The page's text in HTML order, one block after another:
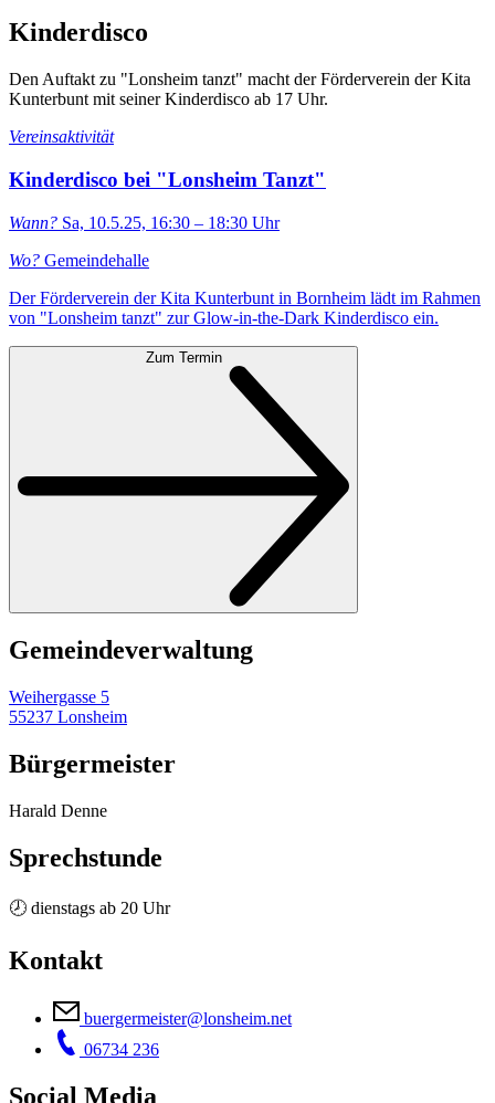
Kinderdisco
Den Auftakt zu "Lonsheim tanzt" macht der Förderverein der Kita
Kunterbunt mit seiner Kinderdisco ab 17 Uhr.
Vereinsaktivität
Kinderdisco bei "Lonsheim Tanzt"
Wann? Sa, 10.5.25, 16:30 – 18:30 Uhr
Wo? Gemeindehalle
Der Förderverein der Kita Kunterbunt in Bornheim lädt im Rahmen
von "Lonsheim tanzt" zur Glow-in-the-Dark Kinderdisco ein.
Zum Termin
Gemeinde­verwaltung
Weihergasse 5
55237 Lonsheim
Bürgermeister
Harald Denne
Sprechstunde
🕗 dienstags ab 20 Uhr
Kontakt
buergermeister@lonsheim.net
06734 236
Social Media